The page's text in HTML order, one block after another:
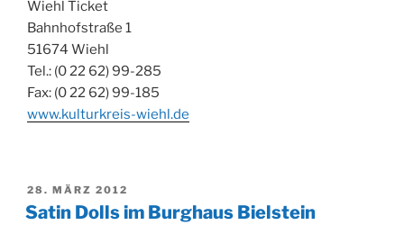
Wiehl Ticket
Bahnhofstraße 1
51674 Wiehl
Tel.: (0 22 62) 99-285
Fax: (0 22 62) 99-185
www.kulturkreis-wiehl.de
VERÖFFENTLICHT
AM
28. MÄRZ 2012
Satin Dolls im Burghaus Bielstein